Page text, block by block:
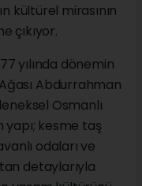
kültürel mirasının
çıkıyor.
yılında dönemin
Abdurrahman
Osmanlı
yapı; kesme taş
odaları ve
detaylarıyla